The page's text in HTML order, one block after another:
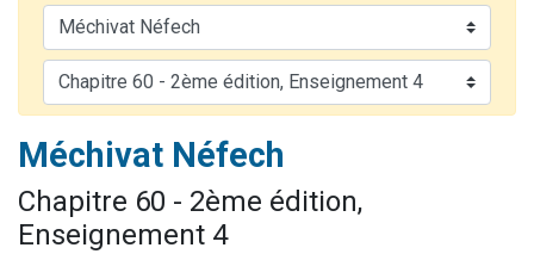
4 personnes viennent de nous rejoindre sur WhatsApp
Il reste 49 places pour étudier en groupe sur Zoom
Eli vient de donner son Maasser
Méchivat Néfech
Chapitre 60 - 2ème édition,
Enseignement 4